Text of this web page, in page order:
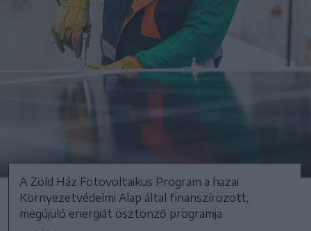
A Zöld Ház Fotovoltaikus Program a hazai
Környezetvédelmi Alap által finanszírozott,
megújuló energiát ösztönző programja